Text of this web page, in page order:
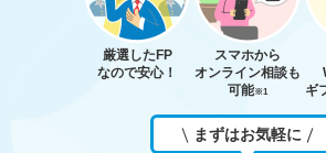
厳選したFP
なので安心！
スマホから
オンライン相談も
可能※1
ギ
まずはお気軽に